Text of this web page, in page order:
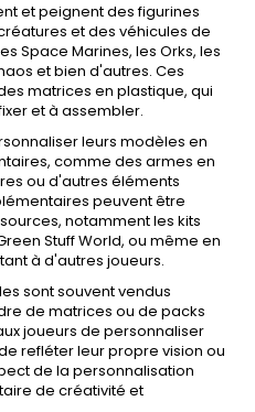
et peignent des figurines
et des véhicules de
Space Marines, les Orks, les
et bien d'autres. Ces
matrices en plastique, qui
et à assembler.
leurs modèles en
comme des armes en
ou d'autres éléments
peuvent être
notamment les kits
Stuff World, ou même en
à d'autres joueurs.
sont souvent vendus
de matrices ou de packs
joueurs de personnaliser
refléter leur propre vision ou
de la personnalisation
de créativité et